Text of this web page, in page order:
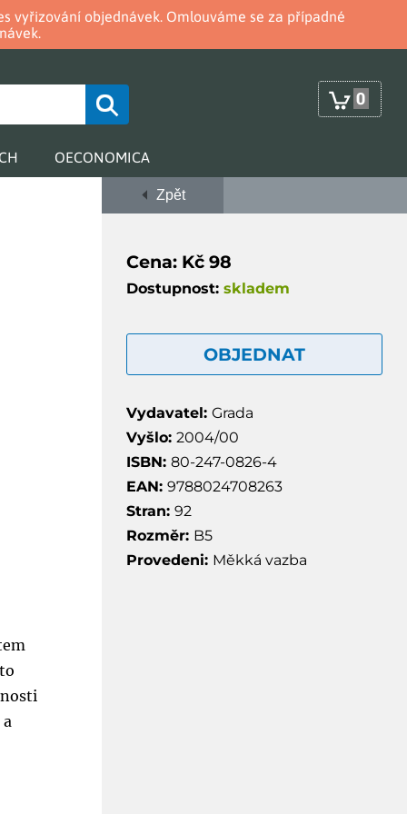
vyřizování objednávek. Omlouváme se za případné
0
OECONOMICA
Zpět
Cena: Kč 98
Dostupnost: skladem
OBJEDNAT
Vydavatel: Grada
Vyšlo: 2004/00
ISBN: 80-247-0826-4
EAN: 9788024708263
Stran: 92
Rozměr: B5
Provedeni: Měkká vazba